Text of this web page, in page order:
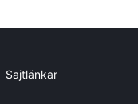
Sajtlänkar